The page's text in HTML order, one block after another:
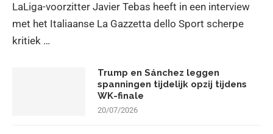
LaLiga-voorzitter Javier Tebas heeft in een interview
met het Italiaanse La Gazzetta dello Sport scherpe
kritiek …
Trump en Sánchez leggen
spanningen tijdelijk opzij tijdens
WK-finale
20/07/2026